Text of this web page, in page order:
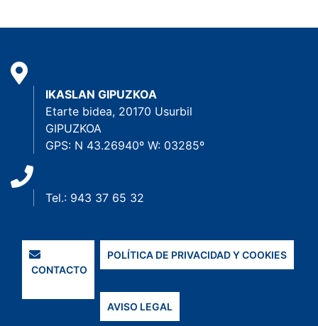
IKASLAN GIPUZKOA
Etarte bidea, 20170 Usurbil
GIPUZKOA
GPS: N 43.26940º W: 03285º
Tel.: 943 37 65 32
CONTACTO
POLÍTICA DE PRIVACIDAD Y COOKIES
AVISO LEGAL